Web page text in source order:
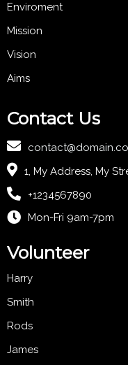
Enviroment
Mission
Vision
Aims
Contact Us
1, My Address, My
+1234567890
Mon-Fri 9am-7pm
Volunteer
Harry
Smith
Rods
James